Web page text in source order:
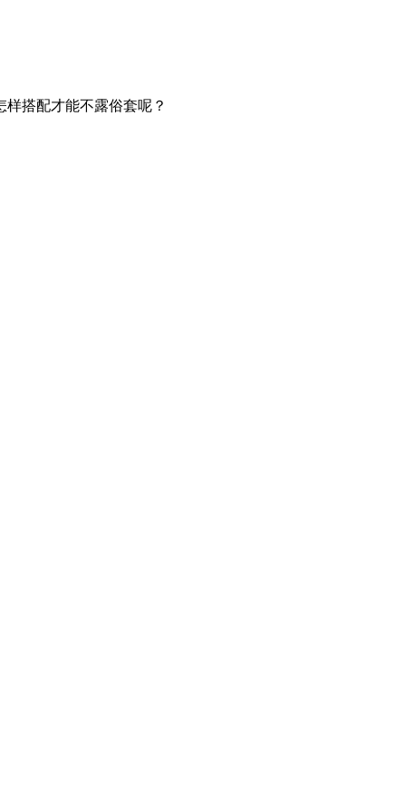
搭配才能不露俗套呢？